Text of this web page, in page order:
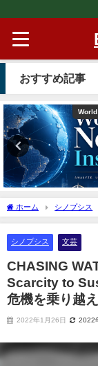
おすすめ記事
ホーム シノプシス
Sustainability 「水と生き
シノプシス 文芸
CHASING
Scarcity to
危機を乗り越
2022年1月26日 2022